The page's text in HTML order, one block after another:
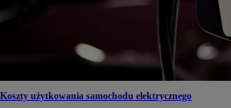
Koszty użytkowania samochodu elektrycznego